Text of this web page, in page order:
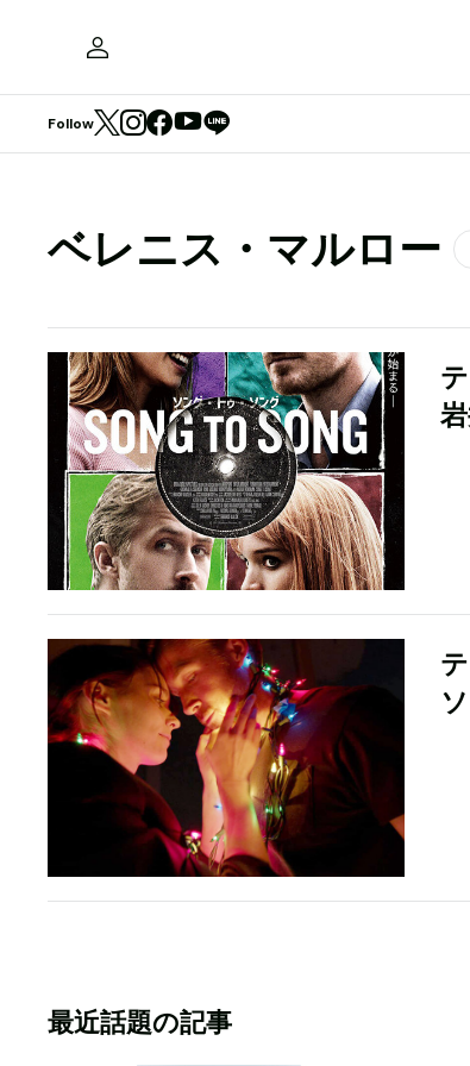
Follow
ベレニス・マルロー
最近話題の記事